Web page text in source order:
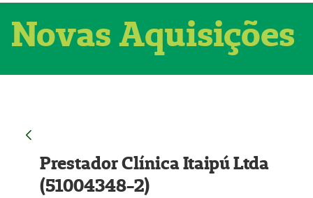
Novas Aquisições
Prestador Clínica Itaipú Ltda
(51004348-2)